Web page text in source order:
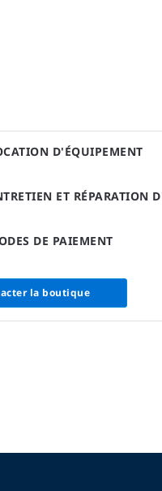
D'ÉQUIPEMENT
ET RÉPARATION
DE PAIEMENT
la boutique